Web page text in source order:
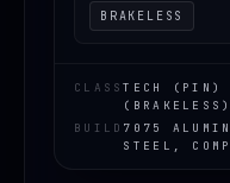
BRAKELESS
CLASSTECH (PIN)
(BRAKELESS)
BUILD 7075
STEEL,